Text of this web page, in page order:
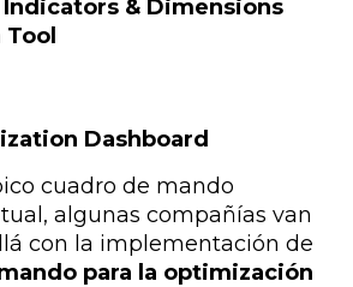
& Dimensions
Dashboard
cuadro de mando
algunas compañías van
con la implementación de
para la optimización